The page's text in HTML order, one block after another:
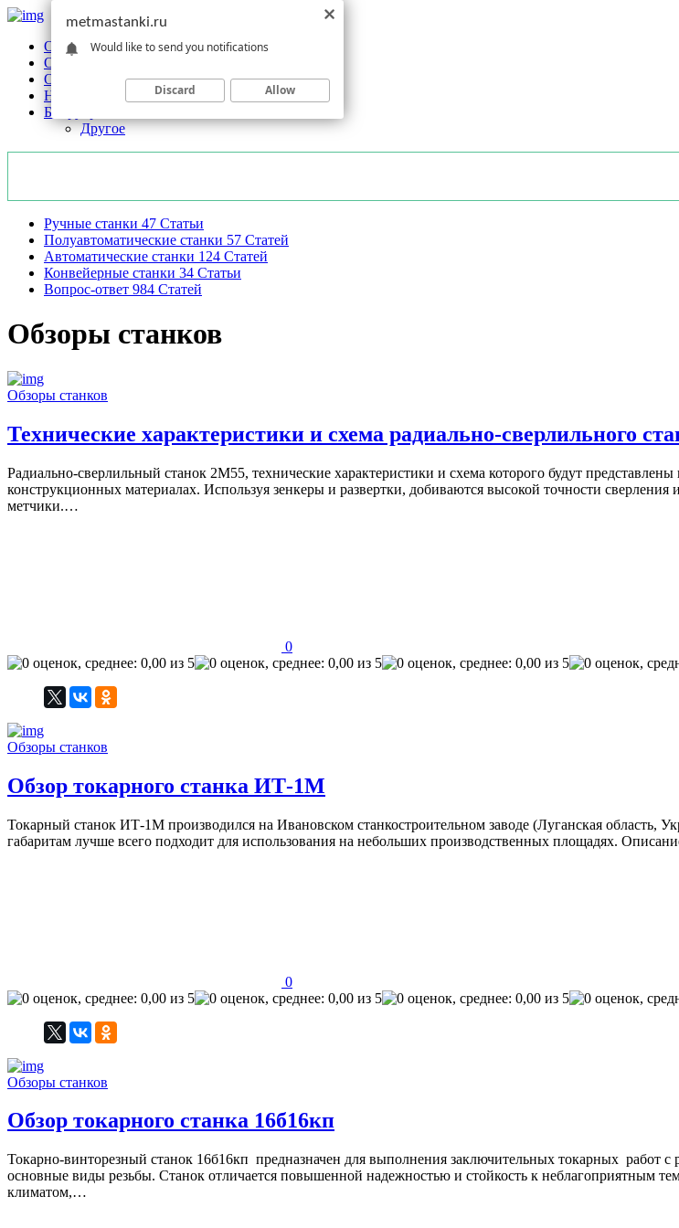
Обзоры станков
Оборудование
Обработка
Новости отрасли
Без рубрики
Другое
Ручные станки 47 Статьи
Полуавтоматические станки 57 Статей
Автоматические станки 124 Статей
Конвейерные станки 34 Статьи
Вопрос-ответ 984 Статей
Обзоры станков
Обзоры станков
Технические характеристики и схема радиально-сверлильного
Радиально-сверлильный станок 2М55, технические характеристики и схема которого будут
конструкционных материалах. Используя зенкеры и развертки, добиваются высокой точности
метчики.…
0
Обзоры станков
Обзор токарного станка ИТ-1М
Токарный станок ИТ-1М производился на Ивановском станкостроительном заводе (Луганская область,
габаритам лучше всего подходит для использования на небольших производственных площадях.
0
Обзоры станков
Обзор токарного станка 16б16кп
Токарно-винторезный станок 16б16кп предназначен для выполнения заключительных токарных работ с
основные виды резьбы. Станок отличается повышенной надежностью и стойкость к неблагоприятным
климатом,…
metmastanki.ru
Would like to send you notifications
Discard Allow